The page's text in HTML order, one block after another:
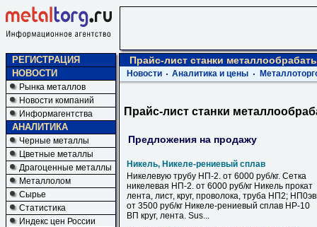
РЕГИСТРАЦИЯ
НОВОСТИ
Рынка металлов
Новости компаний
Информагентства
АНАЛИТИКА
Черные металлы
Цветные металлы
Драгоценные металлы
Металлолом
Сырье
Статистика
Индекс цен России
Прайс-лист станки
Новости Аналитика и цены
Прайс-лист станки
Предложения на продажу
Никель, Никеле-рениевый сплав
Никелевую трубу НП-2. от 6000 руб/кг. Сетка
никелевая НП-2. от 6000 руб/кг Никель прокат
лента, лист, круг, проволока, труба НП2;
от 3500 руб/кг Никеле-рениевый сплав НР-10
ВП круг, лента. Sus...